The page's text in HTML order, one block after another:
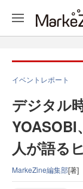
イベントレポート
デジタル
YOASOBI
人が語る
MarkeZine編集部[著]